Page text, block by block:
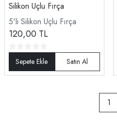
Silikon Uçlu Fırça
5'li Silikon Uçlu Fırça
120,00 TL
1